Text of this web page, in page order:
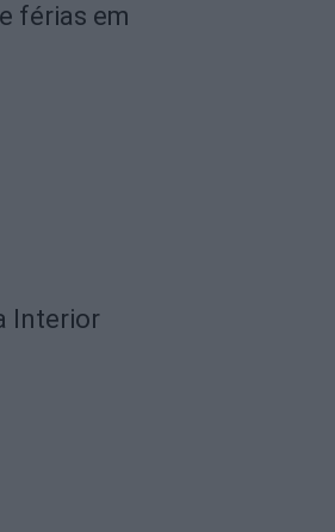
férias em
Interior